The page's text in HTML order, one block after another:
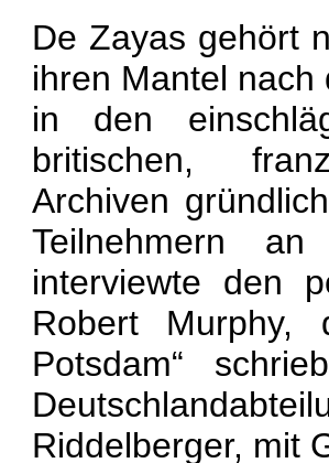
De Zayas gehört
ihren Mantel
in den
britischen,
Archiven
Teilnehmern
interviewte den
Robert Murphy,
Potsdam“
Riddelberger, mit